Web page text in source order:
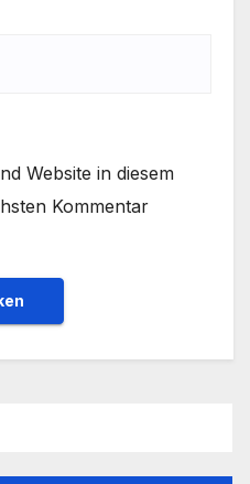
Website in diesem
Kommentar